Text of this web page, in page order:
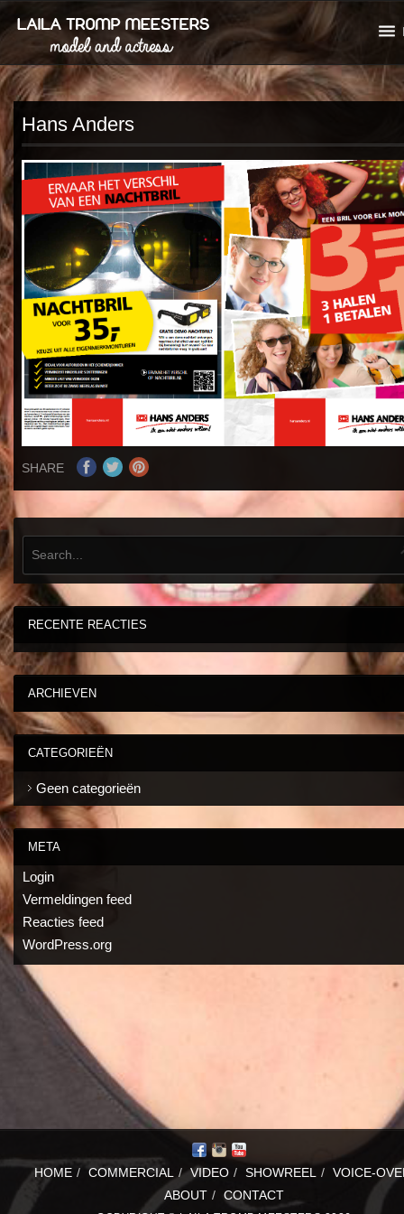
Hans Anders
SHARE
RECENTE REACTIES
ARCHIEVEN
CATEGORIEËN
Geen categorieën
META
Login
Vermeldingen feed
Reacties feed
WordPress.org
HOME / COMMERCIAL / VIDEO / SHOWREEL / VOICE-
ABOUT / CONTACT